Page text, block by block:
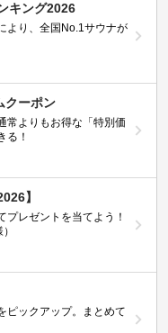
キング2026
より、全国No.1サウナが
クーポン
よりもお得な「特別価
る！
】
プレゼントを当てよう！
ピックアップ。まとめて